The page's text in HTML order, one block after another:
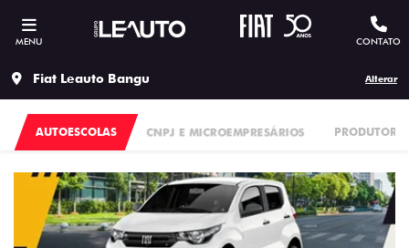
MENU CONTATO
Fiat Leauto Bangu Alterar
CNPJ E MICROEMPRESÁRIOS
AUTOESCOLAS